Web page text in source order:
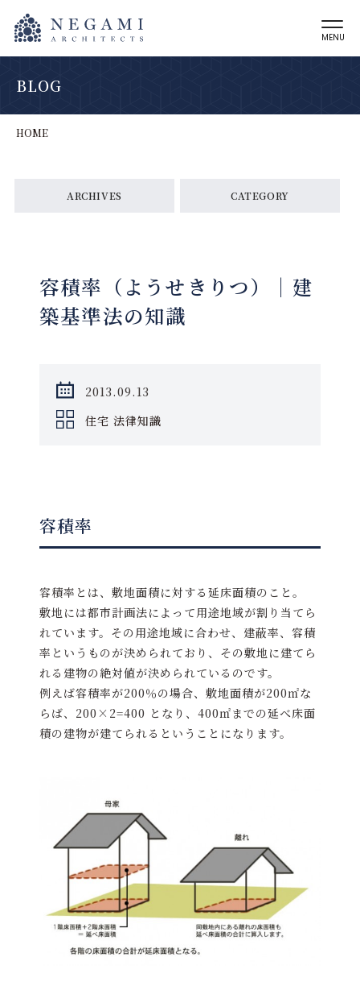
MENU
BLOG
HOME
ARCHIVES CATEGORY
容積率（ようせきりつ）｜建
築基準法の知識
2013.09.13
住宅 法律知識
容積率
容積率とは、敷地面積に対する延床面積のこと。
敷地には都市計画法によって用途地域が割り当てら
れています。その用途地域に合わせ、建蔽率、容積
率というものが決められており、その敷地に建てら
れる建物の絶対値が決められているのです。
例えば容積率が200％の場合、敷地面積が200㎡な
らば、200×2=400 となり、400㎡までの延べ床面
積の建物が建てられるということになります。